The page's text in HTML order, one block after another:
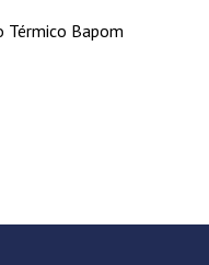
Térmico Bapom